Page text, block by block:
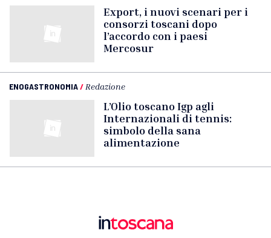
Export, i nuovi scenari per i
consorzi toscani dopo
l’accordo con i paesi
Mercosur
ENOGASTRONOMIA/ Redazione
L’Olio toscano Igp agli
Internazionali di tennis:
simbolo della sana
alimentazione